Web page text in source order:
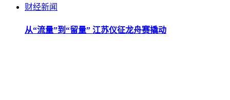
财经新闻
从“流量”到“留量” 江苏仪征龙舟赛撬动